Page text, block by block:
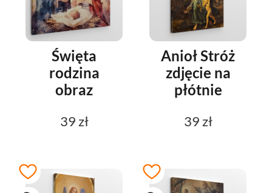
Święta
rodzina
obraz
39 zł
Anioł Stróż
zdjęcie na
płótnie
39 zł